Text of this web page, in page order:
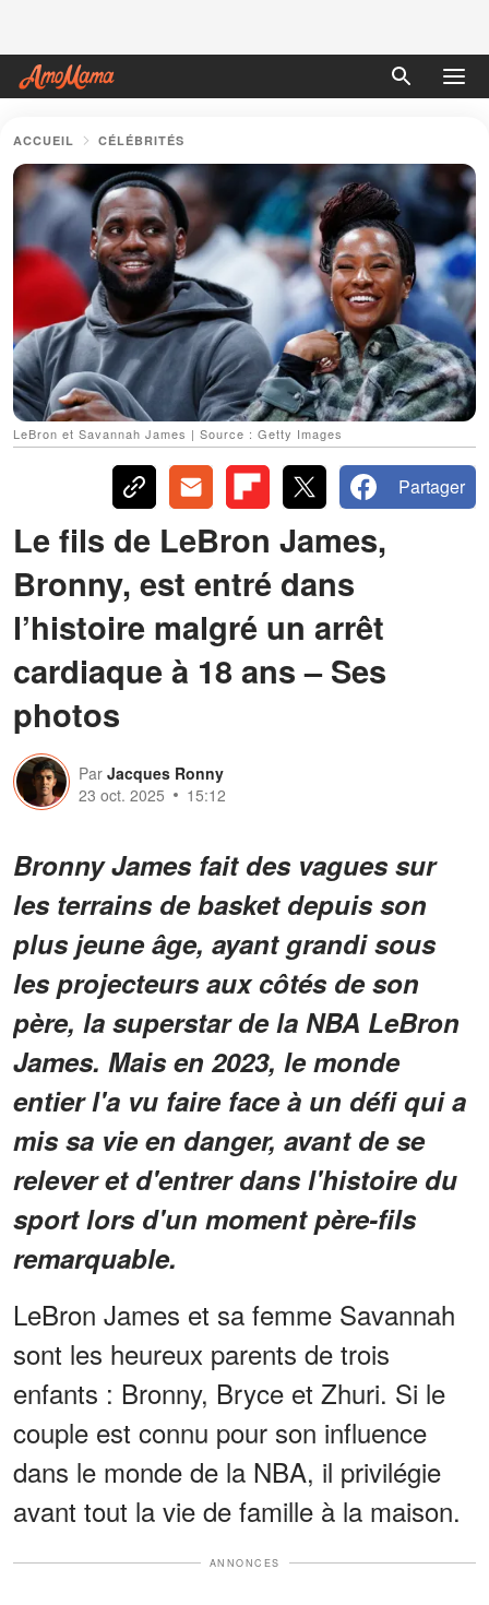
ACCUEIL CÉLÉBRITÉS
LeBron et Savannah James | Source : Getty Images
Partager
Le fils de LeBron James,
Bronny, est entré dans
l’histoire malgré un arrêt
cardiaque à 18 ans – Ses
photos
Par Jacques Ronny
23 oct. 2025
15:12
Bronny James fait des vagues sur
les terrains de basket depuis son
plus jeune âge, ayant grandi sous
les projecteurs aux côtés de son
père, la superstar de la NBA LeBron
James. Mais en 2023, le monde
entier l'a vu faire face à un défi qui a
mis sa vie en danger, avant de se
relever et d'entrer dans l'histoire du
sport lors d'un moment père-fils
remarquable.
LeBron James et sa femme Savannah
sont les heureux parents de trois
enfants : Bronny, Bryce et Zhuri. Si le
couple est connu pour son influence
dans le monde de la NBA, il privilégie
avant tout la vie de famille à la maison.
ANNONCES